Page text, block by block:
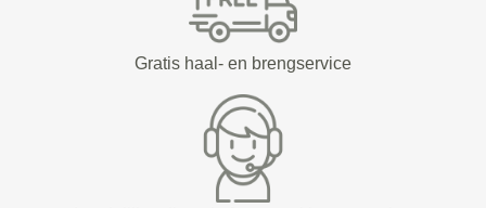
Gratis haal- en brengservice